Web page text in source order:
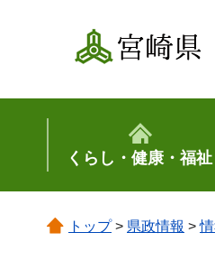
宮崎県
くらし・健康・福祉
トップ> 県政情報 >